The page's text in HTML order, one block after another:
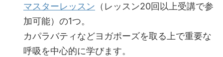
マスターレッスン （レッスン20回以上受講で参
加可能）の1つ。
カパラバティなどヨガポーズを取る上で重要な
呼吸を中心的に学びます。